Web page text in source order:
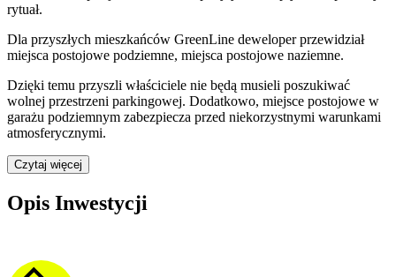
rytuał.
Dla przyszłych mieszkańców GreenLine deweloper przewidział
miejsca postojowe podziemne, miejsca postojowe naziemne.
Dzięki temu przyszli właściciele nie będą musieli poszukiwać
wolnej przestrzeni parkingowej. Dodatkowo, miejsce postojowe w
garażu podziemnym zabezpiecza przed niekorzystnymi warunkami
atmosferycznymi.
Czytaj więcej
Opis Inwestycji